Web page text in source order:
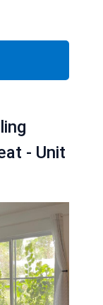
- Unit